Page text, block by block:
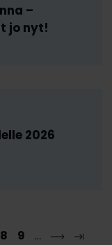
–
jo nyt!
2026
8 9 …